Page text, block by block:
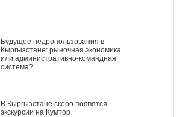
Будущее недропользования в
Кыргызстане: рыночная экономика
или административно-командная
система?
В Кыргызстане скоро появятся
экскурсии на Кумтор